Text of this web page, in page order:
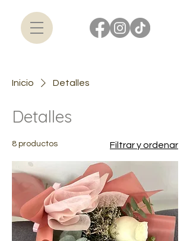
Inicio Detalles
Detalles
8 productos Filtrar y ordenar